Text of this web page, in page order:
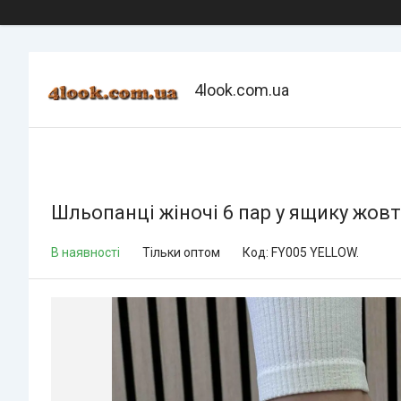
4look.com.ua
Шльопанці жіночі 6 пар у ящику
В наявності Тільки оптом Код: FY005 YELLOW.